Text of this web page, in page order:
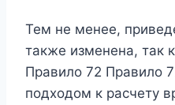
Тем не менее,
также изменена, так
Правило 72 Правило
подходом к расчету